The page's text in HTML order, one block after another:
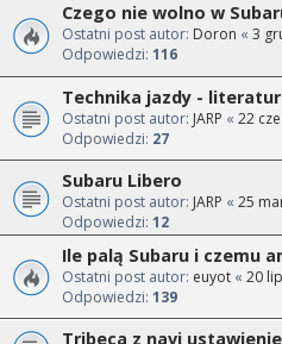
Czego nie wolno w
Ostatni post autor: Doron « 3
Odpowiedzi: 116
Technika jazdy -
Ostatni post autor: JARP « 22
Odpowiedzi: 27
Subaru Libero
Ostatni post autor: JARP « 25
Odpowiedzi: 12
Ile palą Subaru i czemu
Ostatni post autor: euyot « 20
Odpowiedzi: 139
Tribeca z navi